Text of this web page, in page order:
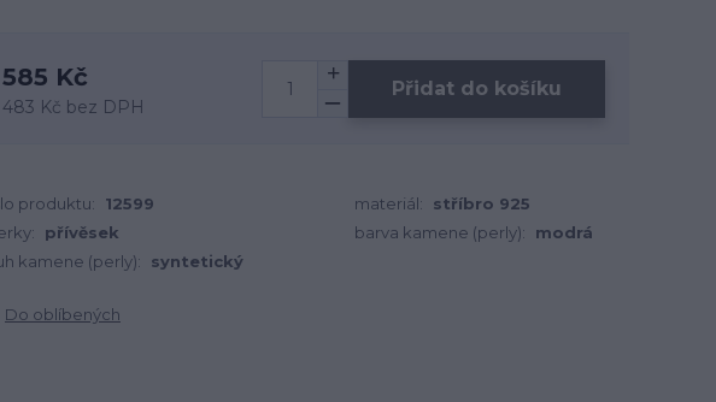
585 Kč
483 Kč bez DPH
Přidat do košíku
produktu: 12599 materiál:
stříbro 925
přívěsek barva kamene (perly):
modrá
kamene (perly):
syntetický
Do oblíbených